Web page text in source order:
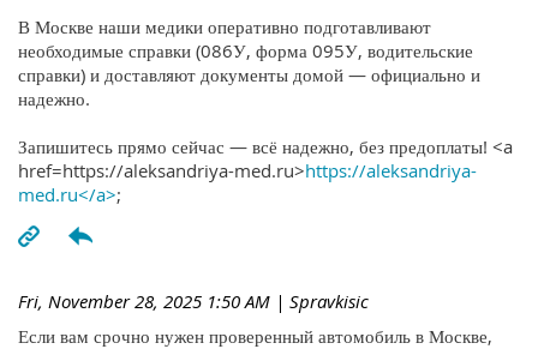
В Москве наши медики оперативно подготавливают
необходимые справки (086У, форма 095У, водительские
справки) и доставляют документы домой — официально и
надежно.
Запишитесь прямо сейчас — всё надежно, без предоплаты! <a
href=https://aleksandriya-med.ru>https://aleksandriya-
med.ru</a>;
Fri, November 28, 2025 1:50 AM | Spravkisic
Если вам срочно нужен проверенный автомобиль в Москве,